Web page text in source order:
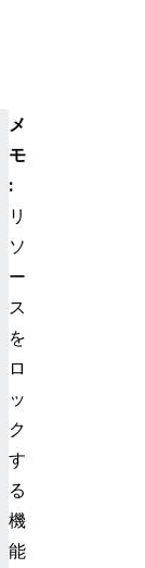
メ
モ
:
リ
ソ
ー
ス
を
ロ
ッ
ク
す
る
機
能